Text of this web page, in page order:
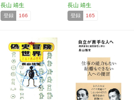
…
長山 靖生
登録 166
長山 靖生
登録 165